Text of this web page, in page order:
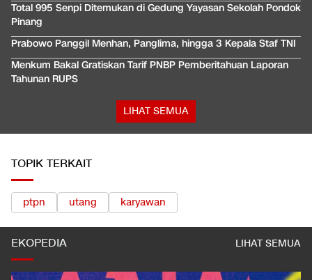
Total 995 Senpi Ditemukan di Gedung Yayasan Sekolah Pondok
Pinang
Prabowo Panggil Menhan, Panglima, hingga 3 Kepala Staf TNI
Menkum Bakal Gratiskan Tarif PNBP Pemberitahuan Laporan
Tahunan RUPS
LIHAT SEMUA
TOPIK TERKAIT
ptpn utang karyawan
EKOPEDIA LIHAT SEMUA